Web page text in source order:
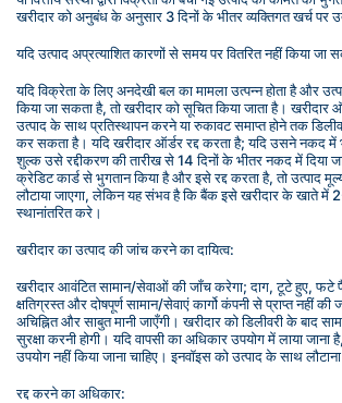
खरीदार को अनुबंध के अनुसार 3 दिनों के भीतर व्यक्तिगत खर्च पर
यदि उत्पाद अप्रत्याशित कारणों से समय पर वितरित नहीं किया जा
यदि विक्रेता के लिए अनदेखी बल का मामला उत्पन्न होता है और
किया जा सकता है, तो खरीदार को सूचित किया जाता है। खरीदार
उत्पाद के साथ प्रतिस्थापन करने या रुकावट समाप्त होने तक
कर सकता है। यदि खरीदार ऑर्डर रद्द करता है; यदि उसने नकद में
शुल्क उसे रद्दीकरण की तारीख से 14 दिनों के भीतर नकद में दिया
क्रेडिट कार्ड से भुगतान किया है और इसे रद्द करता है, तो उत्पाद
लौटाया जाएगा, लेकिन यह संभव है कि बैंक इसे खरीदार के खाते में
स्थानांतरित करे।
खरीदार का उत्पाद की जांच करने का दायित्व:
खरीदार आवंटित सामान/सेवाओं की जाँच करेगा; दाग, टूटे हुए,
क्षतिग्रस्त और दोषपूर्ण सामान/सेवाएं कार्गो कंपनी से प्राप्त नहीं की
अचिह्नित और साबुत मानी जाएँगी। खरीदार को डिलीवरी के बाद
सुरक्षा करनी होगी। यदि वापसी का अधिकार उपयोग में लाया
उपयोग नहीं किया जाना चाहिए। इनवॉइस को उत्पाद के साथ लौटाना
रद्द करने का अधिकार: